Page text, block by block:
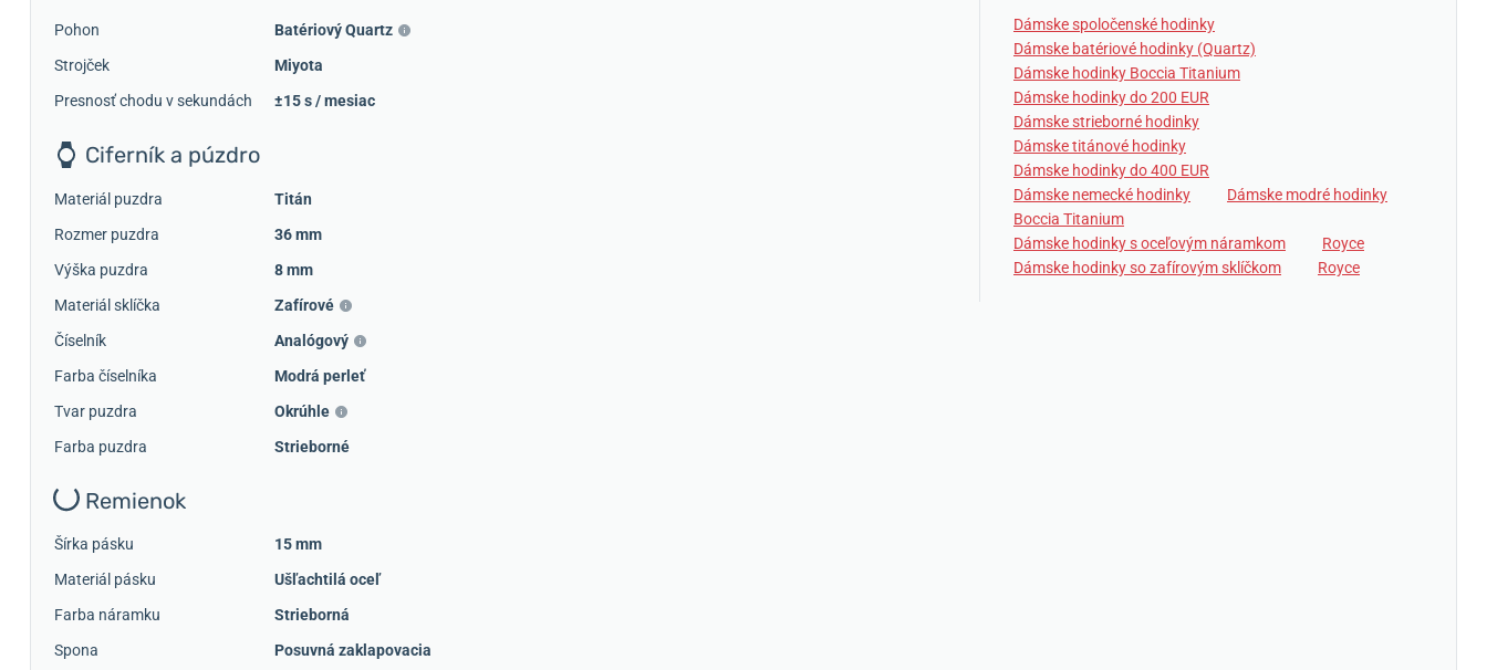
Pohon
Batériový Quartz
Strojček
Miyota
Presnosť chodu v sekundách
±15 s / mesiac
Ciferník a púzdro
Materiál puzdra
Titán
Rozmer puzdra
36 mm
Výška puzdra
8 mm
Materiál sklíčka
Zafírové
Číselník
Analógový
Farba číselníka
Modrá perleť
Tvar puzdra
Okrúhle
Farba puzdra
Strieborné
Remienok
Šírka pásku
15 mm
Materiál pásku
Ušľachtilá oceľ
Farba náramku
Strieborná
Spona
Posuvná zaklapovacia
Dámske spoločenské hodinky
Dámske batériové hodinky (Quartz)
Dámske hodinky Boccia Titanium
Dámske hodinky do 200 EUR
Dámske strieborné hodinky
Dámske titánové hodinky
Dámske hodinky do 400 EUR
Dámske nemecké hodinky
Dámske modré hodinky
Boccia Titanium
Dámske hodinky s oceľovým náramkom
Royce
Dámske hodinky so zafírovým sklíčkom
Royce